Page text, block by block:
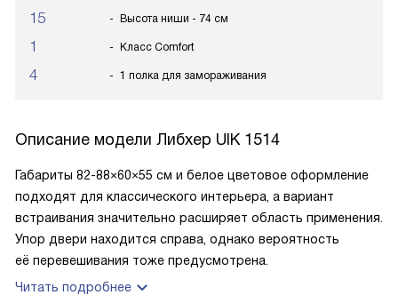
15 Высота ниши - 74 см
1 Класс Comfort
4 1 полка для замораживания
Описание модели Либхер UIK 1514
Габариты 82-88×60×55 см и белое цветовое оформление
подходят для классического интерьера, а вариант
встраивания значительно расширяет область применения.
Упор двери находится справа, однако вероятность
её перевешивания тоже предусмотрена.
Читать подробнее